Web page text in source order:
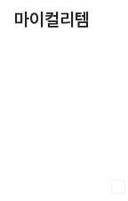
마이컬리템